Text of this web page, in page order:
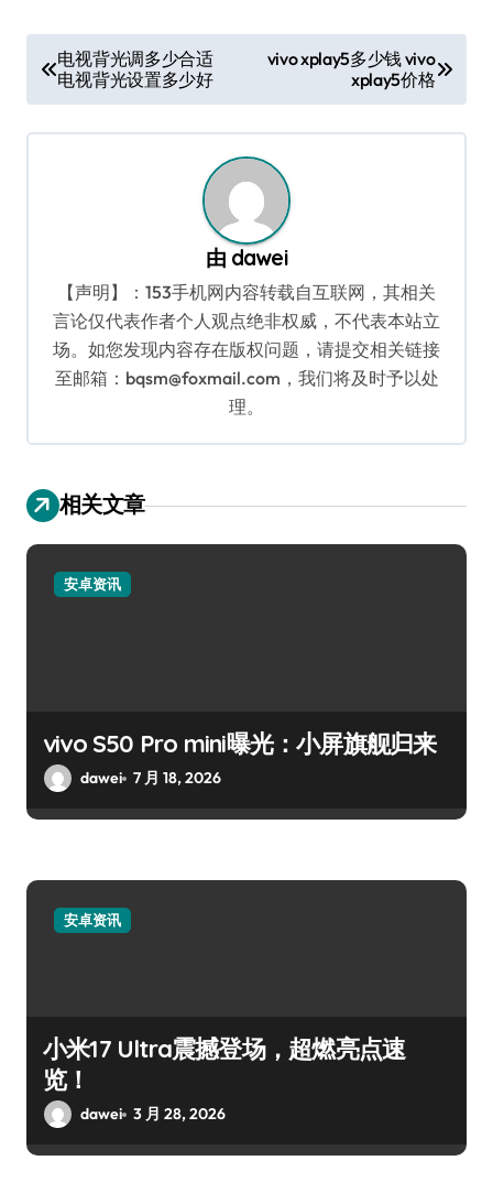
章
导
电视背光调多少合适
电视背光设置多少好
vivo xplay5多少钱 vivo
xplay5价格
由 dawei
【声明】：153手机网内容转载自互联网，其相关
言论仅代表作者个人观点绝非权威，不代表本站立
场。如您发现内容存在版权问题，请提交相关链接
至邮箱：bqsm@foxmail.com，我们将及时予以处
理。
相关文章
安卓资讯
vivo S50 Pro mini曝光：小屏旗舰归来
dawei 7 月 18, 2026
安卓资讯
小米17 Ultra震撼登场，超燃亮点速
览！
dawei 3 月 28, 2026